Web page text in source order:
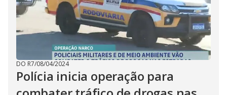
DO R7/08/04/2024
Polícia inicia operação para